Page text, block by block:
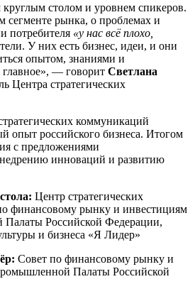
столом и уровнем спикеров.
сегменте рынка, о проблемах и
потребителя «у нас всё плохо,
У них есть бизнес, идеи, и они
опытом, знаниями и
— говорит Светлана
Центра стратегических
коммуникаций
опыт российского бизнеса. Итогом
с предложениями
инноваций и развитию
Центр стратегических
финансовому рынку и инвестициям
Российской Федерации,
и бизнеса «Я Лидер»
Совет по финансовому рынку и
Палаты Российской